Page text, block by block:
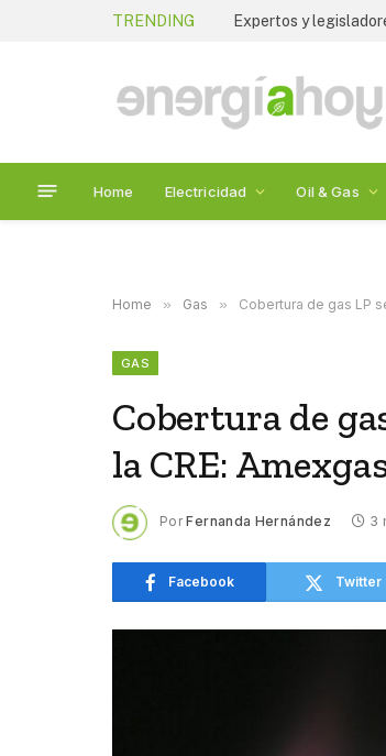
TRENDING
Home Electricidad Oil & Gas
Home » Gas » Cobertura de gas LP
GAS
Cobertura de
la CRE:
Por Fernanda Hernández 3
Facebook Twitter